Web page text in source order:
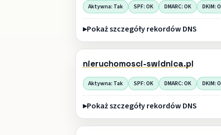
Aktywna: Tak SPF: OK DMARC: OK DKIM:
Pokaż szczegóły rekordów DNS
nieruchomosci-swidnica.pl
Aktywna: Tak SPF: OK DMARC: OK DKIM:
Pokaż szczegóły rekordów DNS